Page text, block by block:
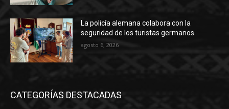
La policía alemana colabora con la
seguridad de los turistas germanos
agosto 6, 2026
CATEGORÍAS DESTACADAS